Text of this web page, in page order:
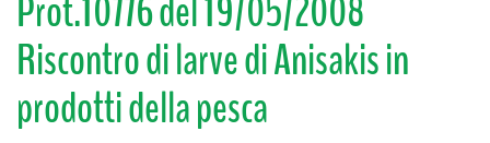
Prot.10776 del 19/05/2008
Riscontro di larve di Anisakis in
prodotti della pesca